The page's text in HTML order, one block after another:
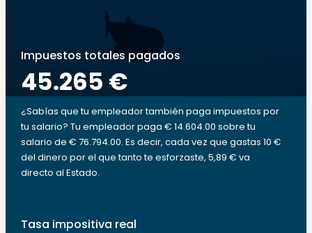
Impuestos totales pagados
45.265 €
¿Sabías que tu empleador también paga impuestos por
tu salario? Tu empleador paga € 14.604.00 sobre tu
salario de € 76.794.00. Es decir, cada vez que gastas 10 €
del dinero por el que tanto te esforzaste, 5,89 € va
directo al Estado.
Tasa impositiva real